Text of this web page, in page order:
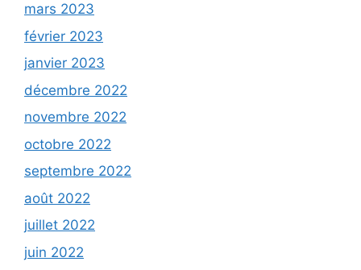
mars 2023
février 2023
janvier 2023
décembre 2022
novembre 2022
octobre 2022
septembre 2022
août 2022
juillet 2022
juin 2022